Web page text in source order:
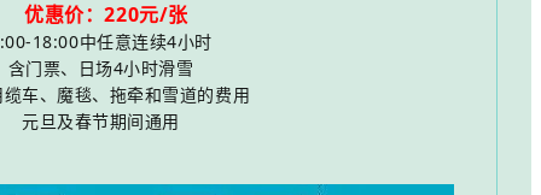
优惠价：220元/张
18:00中任意连续4小时
含门票、日场4小时滑雪
车、魔毯、拖牵和雪道的费用
元旦及春节期间通用